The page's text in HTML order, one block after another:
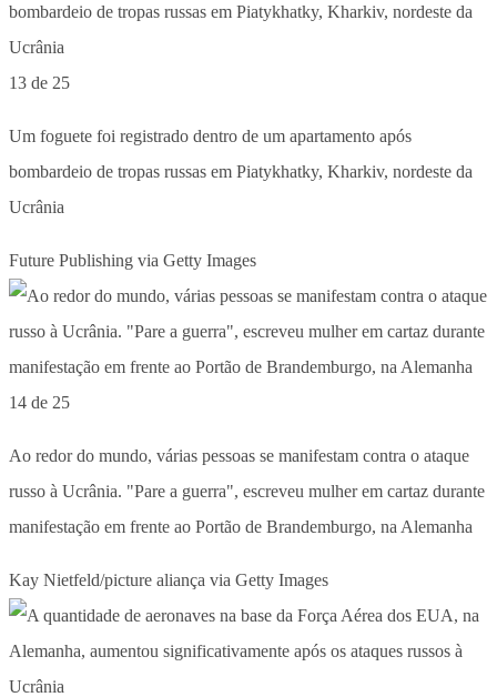
13 de 25
Um foguete foi registrado dentro de um apartamento após
bombardeio de tropas russas em Piatykhatky, Kharkiv, nordeste da
Ucrânia
Future Publishing via Getty Images
14 de 25
Ao redor do mundo, várias pessoas se manifestam contra o ataque
russo à Ucrânia. "Pare a guerra", escreveu mulher em cartaz durante
manifestação em frente ao Portão de Brandemburgo, na Alemanha
Kay Nietfeld/picture aliança via Getty Images